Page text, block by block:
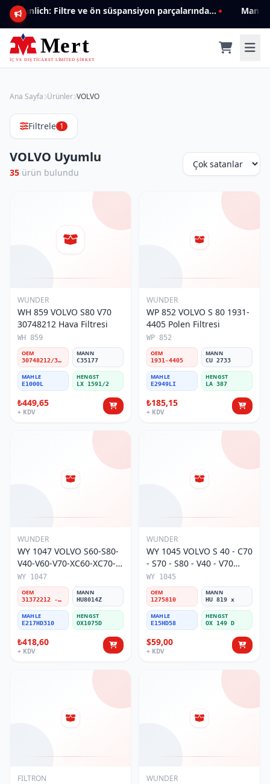
Mannlich: Filtre ve ön süspansiyon parçalarında genişleyen ürün yelpazesiyle kalite ve güven.
Ana Sayfa Ürünler VOLVO
Filtrele 1
VOLVO Uyumlu
35 ürün bulundu
WUNDER
WH 859 VOLVO S80 V70
30748212 Hava Filtresi
WH 859
OEM
30748212/31370161
MANN
C35177
MAHLE
E1000L
HENGST
LX 1591/2
₺449,65
+ KDV
WUNDER
WP 852 VOLVO S 80 1931-
4405 Polen Filtresi
WP 852
OEM
1931-4405
MANN
CU 2733
MAHLE
E2949LI
HENGST
LA 387
₺185,15
+ KDV
WUNDER
WY 1047 VOLVO S60-S80-
V40-V60-V70-XC60-XC70-
XC90 31372212 -
31372214 Yağ Filtresi
WY 1047
OEM
31372212 - 31372214
MANN
HU8014Z
MAHLE
E217HD310
HENGST
OX1075D
₺418,60
+ KDV
WUNDER
WY 1045 VOLVO S 40 - C70
- S70 - S80 - V40 - V70
1275810 Yağ Filtresi
WY 1045
OEM
1275810
MANN
HU 819 x
MAHLE
E15HD58
HENGST
OX 149 D
$59,00
+ KDV
FILTRON WUNDER